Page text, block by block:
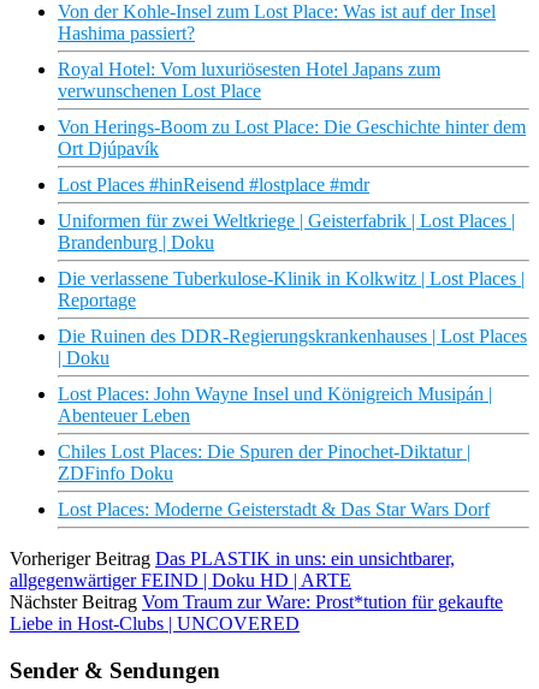
Von der Kohle-Insel zum Lost Place: Was ist auf der Insel
Hashima passiert?
Royal Hotel: Vom luxuriösesten Hotel Japans zum
verwunschenen Lost Place
Von Herings-Boom zu Lost Place: Die Geschichte hinter dem
Ort Djúpavík
Lost Places #hinReisend #lostplace #mdr
Uniformen für zwei Weltkriege | Geisterfabrik | Lost Places |
Brandenburg | Doku
Die verlassene Tuberkulose-Klinik in Kolkwitz | Lost Places |
Reportage
Die Ruinen des DDR-Regierungskrankenhauses | Lost Places
| Doku
Lost Places: John Wayne Insel und Königreich Musipán |
Abenteuer Leben
Chiles Lost Places: Die Spuren der Pinochet-Diktatur |
ZDFinfo Doku
Lost Places: Moderne Geisterstadt & Das Star Wars Dorf
Vorheriger Beitrag Das PLASTIK in uns: ein unsichtbarer,
allgegenwärtiger FEIND | Doku HD | ARTE
Nächster Beitrag Vom Traum zur Ware: Prost*tution für gekaufte
Liebe in Host-Clubs | UNCOVERED
Sender & Sendungen